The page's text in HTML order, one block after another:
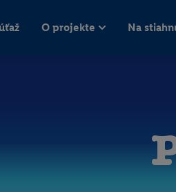
O projekte Na